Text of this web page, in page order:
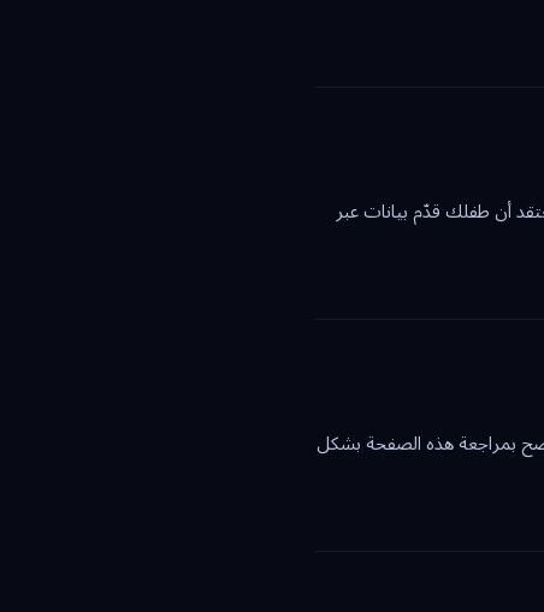
كنت تعتقد أن طفلك قدّم بيانات عبر
بمراجعة هذه الصفحة بشكل